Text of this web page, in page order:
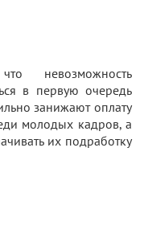
невозможность
в первую очередь
занижают оплату
молодых кадров, а
их подработку